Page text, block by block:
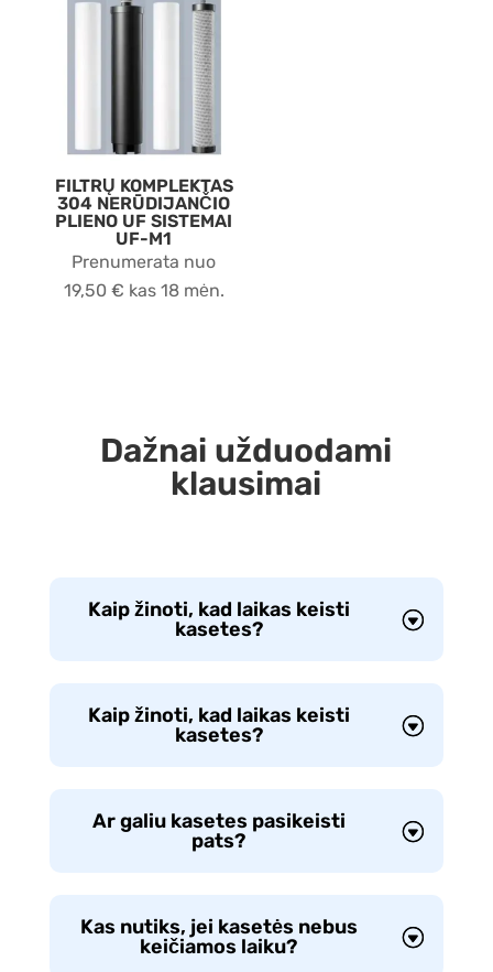
FILTRŲ KOMPLEKTAS
304 NERŪDIJANČIO
PLIENO UF SISTEMAI
UF-M1
Prenumerata nuo
19,50 € kas 18 mėn.
Dažnai užduodami
klausimai
Kaip žinoti, kad laikas keisti
kasetes?
Kaip žinoti, kad laikas keisti
kasetes?
Ar galiu kasetes pasikeisti
pats?
Kas nutiks, jei kasetės nebus
keičiamos laiku?